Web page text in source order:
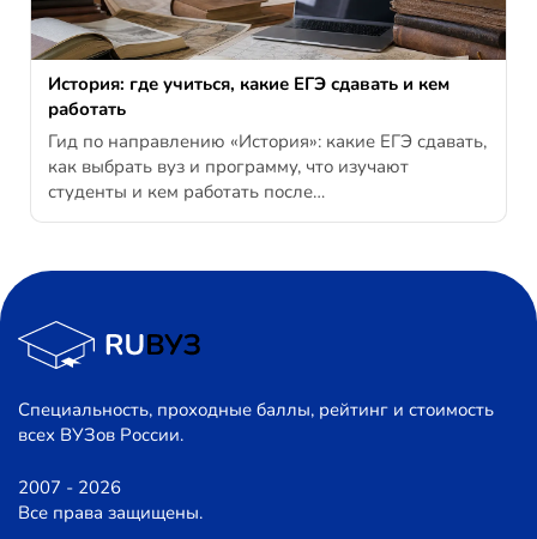
История: где учиться, какие ЕГЭ сдавать и кем
работать
Гид по направлению «История»: какие ЕГЭ сдавать,
как выбрать вуз и программу, что изучают
студенты и кем работать после…
Специальность, проходные баллы, рейтинг и стоимость
всех ВУЗов России.
2007 - 2026
Все права защищены.